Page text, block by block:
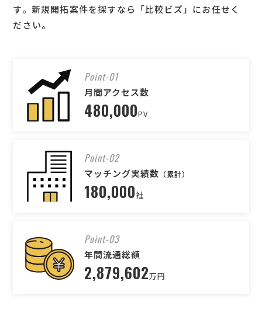
す。新規開拓案件を探すなら「比較ビズ」にお任せく
ださい。
Point-01
月間アクセス数
480,000PV
Point-02
マッチング実績数 （累計）
180,000社
Point-03
年間流通総額
2,879,602万円